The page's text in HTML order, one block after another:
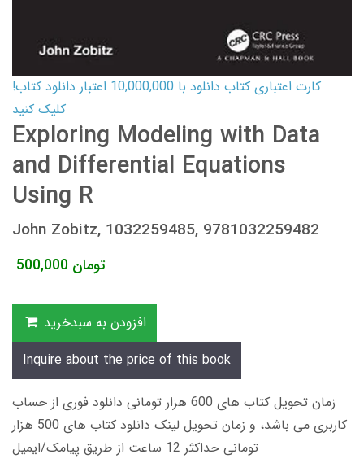
کارت اعتباری کتاب دانلود با 10,000,000 اعتبار دانلود کتاب!
کلیک کنید
Exploring Modeling with Data
and Differential Equations
Using R
John Zobitz, 1032259485, 9781032259482
500,000 تومان
افزودن به سبدخرید
Inquire about the price of this book
زمان تحویل کتاب های 600 هزار تومانی دانلود فوری از حساب
کاربری می باشد، و زمان تحویل لینک دانلود کتاب های 500 هزار
تومانی حداکثر 12 ساعت از طریق پیامک/ایمیل